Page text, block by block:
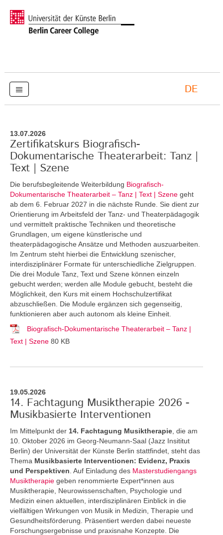
DE
13.07.2026
Zertifikatskurs Biografisch-
Dokumentarische Theaterarbeit: Tanz |
Text | Szene
Die berufsbegleitende Weiterbildung Biografisch-
Dokumentarische Theaterarbeit – Tanz | Text | Szene geht
ab dem 6. Februar 2027 in die nächste Runde. Sie dient zur
Orientierung im Arbeitsfeld der Tanz- und Theaterpädagogik
und vermittelt praktische Techniken und theoretische
Grundlagen, um eigene künstlerische und
theaterpädagogische Ansätze und Methoden auszuarbeiten.
Im Zentrum steht hierbei die Entwicklung szenischer,
interdisziplinärer Formate für unterschiedliche Zielgruppen.
Die drei Module Tanz, Text und Szene können einzeln
gebucht werden; werden alle Module gebucht, besteht die
Möglichkeit, den Kurs mit einem Hochschulzertifikat
abzuschließen. Die Module ergänzen sich gegenseitig,
funktionieren aber auch autonom als kleine Einheit.
Biografisch-Dokumentarische Theaterarbeit – Tanz |
Text | Szene 80 KB
19.05.2026
14. Fachtagung Musiktherapie 2026 -
Musikbasierte Interventionen
Im Mittelpunkt der 14. Fachtagung Musiktherapie , die am
10. Oktober 2026 im Georg-Neumann-Saal (Jazz Insititut
Berlin) der Universität der Künste Berlin stattfindet, steht das
Thema Musikbasierte Interventionen: Evidenz, Praxis
und Perspektiven . Auf Einladung des Masterstudiengangs
Musiktherapie geben renommierte Expert*innen aus
Musiktherapie, Neurowissenschaften, Psychologie und
Medizin einen aktuellen, interdisziplinären Einblick in die
vielfältigen Wirkungen von Musik in Medizin, Therapie und
Gesundheitsförderung. Präsentiert werden dabei neueste
Forschungsergebnisse und praxisnahe Konzepte. Die